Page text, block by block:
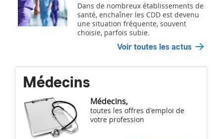
Dans de nombreux établissements de
santé, enchaîner les CDD est devenu
une situation fréquente, souvent
choisie, parfois subie.
Voir toutes les actus
Médecins
Médecins,
toutes les offres d'emploi de
votre profession